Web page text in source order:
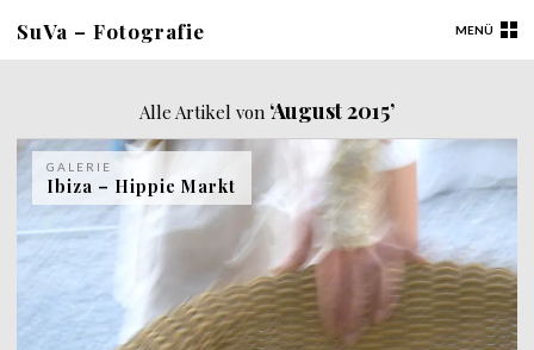
MENÜ
SuVa – Fotografie
Alle Artikel von ‘August 2015’
GALERIE
Ibiza – Hippie Markt